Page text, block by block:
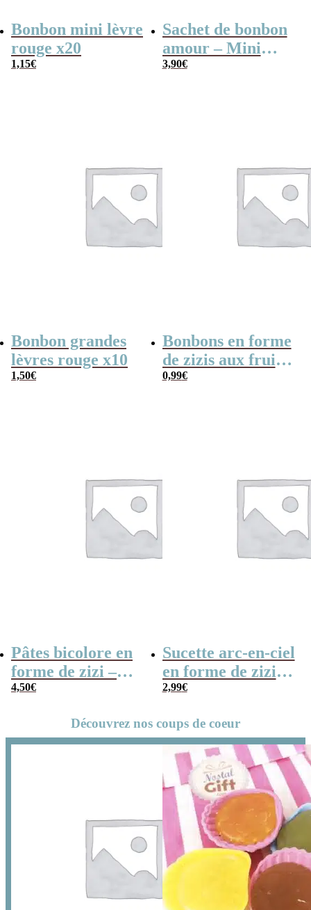
Bonbon mini lèvre
rouge x20
1,15€
Sachet de bonbon
amour – Mini
lèvre rouge x80 –
3,90€
Bonbon grandes
lèvres rouge x10
1,50€
Bonbons en forme
de zizis aux fruits
x 10 – Cadeau
0,99€
Pâtes bicolore en
forme de zizi –
250g – Cadeau
4,50€
Sucette arc-en-ciel
en forme de zizi –
cadeau coquin
2,99€
Découvrez nos coups de coeur